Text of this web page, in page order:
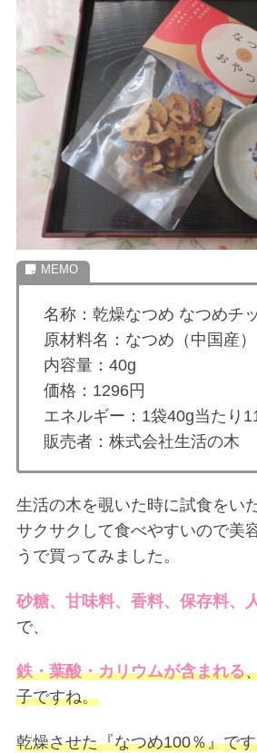
名称：乾燥なつめ なつめチ
原材料名：なつめ（中国産）
内容量：40g
価格：1296円
エネルギー：1袋40g当たり
販売者：株式会社生活の木
生活の木を覗いた時に試食をい
サクサクして食べやすいので美
うで買ってみました。
砂糖、甘味料、香料、保存料、
で、
鉄・葉酸・カリウムが含まれる
子ですね。
乾燥させた『なつめ100％』で